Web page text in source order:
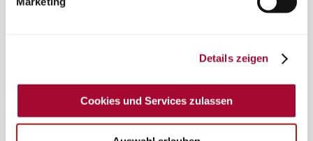
Details zeigen
Cookies und Services zulassen
koopcontracten ontstaan.
procedure voor geschillenbeslechting van de
Wet inzake de bemiddeling bij geschillen van gebruikers (VSBG).
Uitsluiting van de aansprakelijkheid